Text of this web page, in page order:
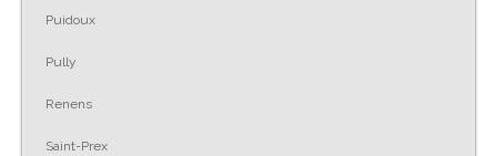
Puidoux
Pully
Renens
Saint-Prex